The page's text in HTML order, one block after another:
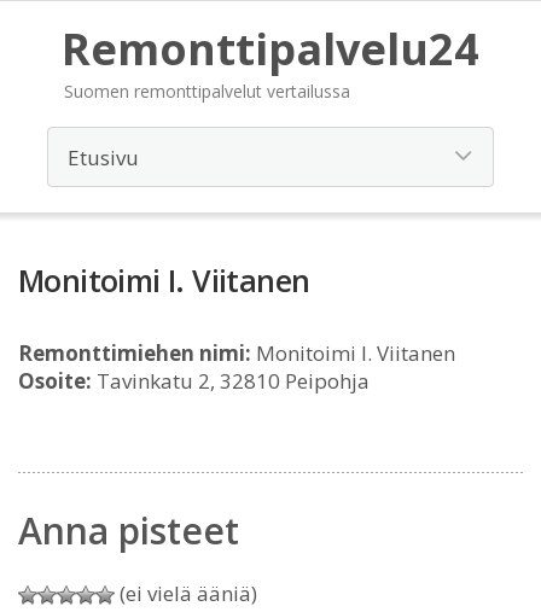
Remonttipalvelu24
Suomen remonttipalvelut vertailussa
Monitoimi I. Viitanen
Remonttimiehen nimi: Monitoimi I. Viitanen
Osoite: Tavinkatu 2, 32810 Peipohja
Anna pisteet
(ei vielä ääniä)